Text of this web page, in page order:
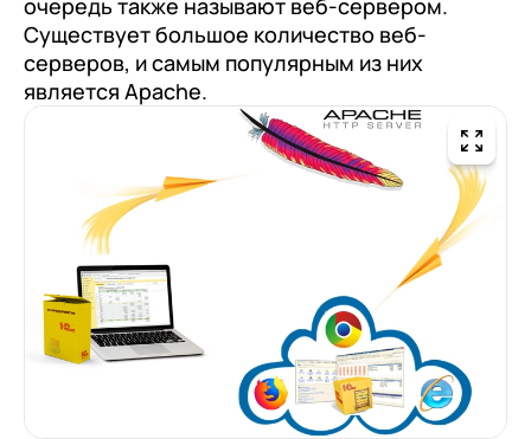
очередь также называют веб-сервером.
Существует большое количество веб-
серверов, и самым популярным из них
является Apache.
Переход с Terrasoft CRM на 1С:CRM или
1С-Битрикс 24
документооборот (КЭДО)
1С:Кабинет сотрудника
Внутренний документооборот (СЭД)
1С:Документооборот 8
Управление финансами (FRP)
1С:Управление холдингом
WA:Финансист
Отраслевые решения
Легкая логистика
Бизнес-аналитика (BI)
Прочие отрасли
Контакты
Релокация
Грейды